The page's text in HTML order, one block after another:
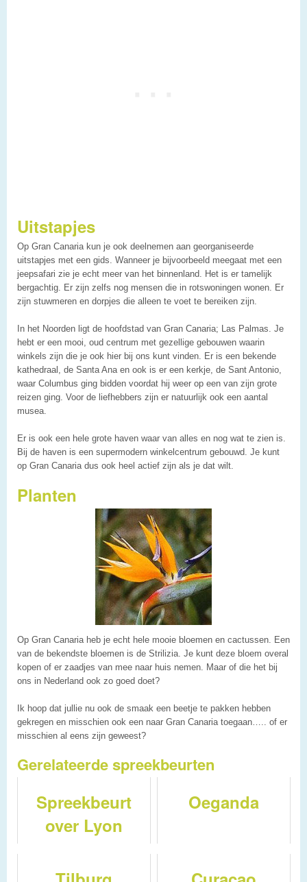
Uitstapjes
Op Gran Canaria kun je ook deelnemen aan georganiseerde
uitstapjes met een gids. Wanneer je bijvoorbeeld meegaat met een
jeepsafari zie je echt meer van het binnenland. Het is er tamelijk
bergachtig. Er zijn zelfs nog mensen die in rotswoningen wonen. Er
zijn stuwmeren en dorpjes die alleen te voet te bereiken zijn.
In het Noorden ligt de hoofdstad van Gran Canaria; Las Palmas. Je
hebt er een mooi, oud centrum met gezellige gebouwen waarin
winkels zijn die je ook hier bij ons kunt vinden. Er is een bekende
kathedraal, de Santa Ana en ook is er een kerkje, de Sant Antonio,
waar Columbus ging bidden voordat hij weer op een van zijn grote
reizen ging. Voor de liefhebbers zijn er natuurlijk ook een aantal
musea.
Er is ook een hele grote haven waar van alles en nog wat te zien is.
Bij de haven is een supermodern winkelcentrum gebouwd. Je kunt
op Gran Canaria dus ook heel actief zijn als je dat wilt.
Planten
Op Gran Canaria heb je echt hele mooie bloemen en cactussen. Een
van de bekendste bloemen is de Strilizia. Je kunt deze bloem overal
kopen of er zaadjes van mee naar huis nemen. Maar of die het bij
ons in Nederland ook zo goed doet?
Ik hoop dat jullie nu ook de smaak een beetje te pakken hebben
gekregen en misschien ook een naar Gran Canaria toegaan….. of er
misschien al eens zijn geweest?
Gerelateerde spreekbeurten
Spreekbeurt
over Lyon
Oeganda